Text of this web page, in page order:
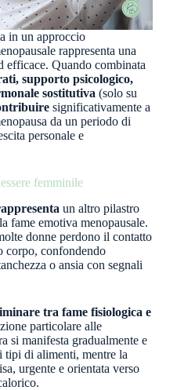
in un approccio
rappresenta una
efficace. Quando combinata
supporto psicologico,
sostitutiva (solo su
significativamente a
da un periodo di
personale e
femminile
un altro pilastro
fame emotiva menopausale.
donne perdono il contatto
corpo, confondendo
o ansia con segnali
tra fame fisiologica e
particolare alle
si manifesta gradualmente e
tipi di alimenti, mentre la
urgente e orientata verso